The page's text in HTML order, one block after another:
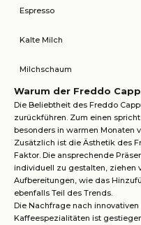
Espresso
Kalte Milch
Milchschaum
Warum der Freddo
Die Beliebtheit des Freddo
zurückführen. Zum einen
besonders in warmen Monaten
Zusätzlich ist die Ästhetik des
Faktor. Die ansprechende
individuell zu gestalten, ziehen
Aufbereitungen, wie das
ebenfalls Teil des Trends.
Die Nachfrage nach
Kaffeespezialitäten ist